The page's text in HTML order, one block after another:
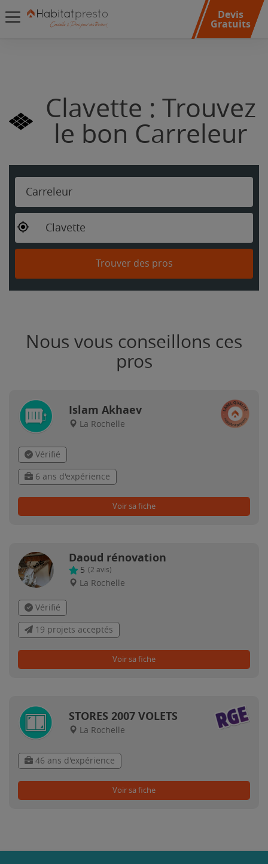
Devis
Gratuits
Clavette : Trouvez
le bon Carreleur
Carreleur
Clavette
Trouver des pros
Nous vous conseillons ces
pros
Islam Akhaev
La Rochelle
Vérifié
6 ans d'expérience
Voir sa fiche
Daoud rénovation
5 (2 avis)
La Rochelle
Vérifié
19 projets acceptés
Voir sa fiche
STORES 2007 VOLETS
La Rochelle
46 ans d'expérience
Voir sa fiche